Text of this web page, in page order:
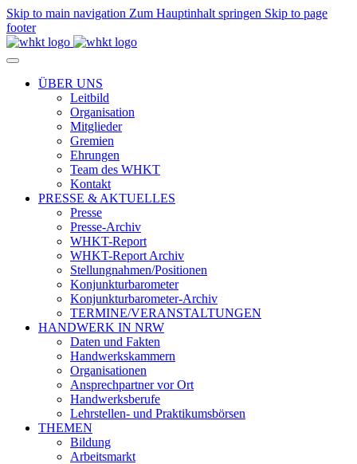
Skip to main navigation Zum Hauptinhalt springen Skip to page
footer
ÜBER UNS
Leitbild
Organisation
Mitglieder
Gremien
Ehrungen
Team des WHKT
Kontakt
PRESSE & AKTUELLES
Presse
Presse-Archiv
WHKT-Report
WHKT-Report Archiv
Stellungnahmen/Positionen
Konjunkturbarometer
Konjunkturbarometer-Archiv
TERMINE/VERANSTALTUNGEN
HANDWERK IN NRW
Daten und Fakten
Handwerkskammern
Organisationen
Ansprechpartner vor Ort
Handwerksberufe
Lehrstellen- und Praktikumsbörsen
THEMEN
Bildung
Arbeitsmarkt